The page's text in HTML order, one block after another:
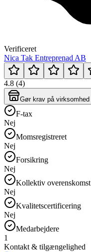
Verificeret
Nica Tak Entreprenad AB
4.8 (4)
Gør krav på virksomhed
F-tax
Nej
Momsregistreret
Nej
Forsikring
Nej
Kollektiv overenskomst
Nej
Kvalitetscertificering
Nej
Medarbejdere
1
Kontakt & tilgængelighed